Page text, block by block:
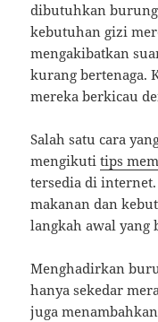
dibutuhkan
kebutuhan gizi
mengakibatkan
kurang bertenaga.
mereka berkicau
Salah satu cara
mengikutitips
tersedia di
makanan dan
langkah awal yang
Menghadirkan
hanya sekedar
juga